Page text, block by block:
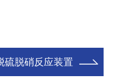
硫脱硝反应装置